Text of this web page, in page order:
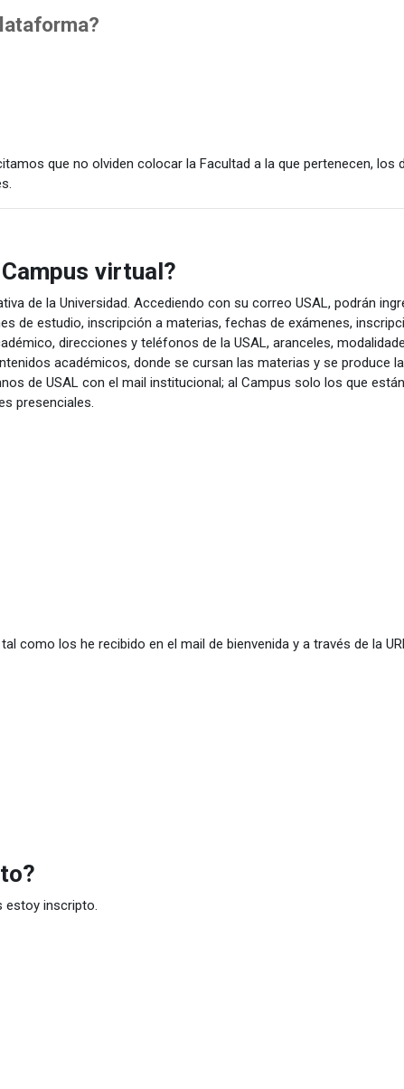
que no olviden colocar la Facultad a la que pertenecen, los
virtual?
de la Universidad. Accediendo con su correo USAL, podrán
de estudio, inscripción a materias, fechas de exámenes,
direcciones y teléfonos de la USAL, aranceles,
académicos, donde se cursan las materias y se produce
de USAL con el mail institucional; al Campus solo los que
presenciales.
como los he recibido en el mail de bienvenida y a través de la
estoy inscripto.